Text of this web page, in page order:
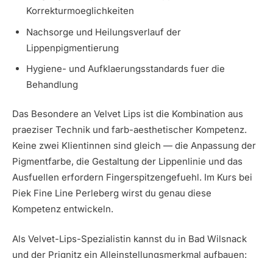
Korrekturmoeglichkeiten
Nachsorge und Heilungsverlauf der
Lippenpigmentierung
Hygiene- und Aufklaerungsstandards fuer die
Behandlung
Das Besondere an Velvet Lips ist die Kombination aus
praeziser Technik und farb-aesthetischer Kompetenz.
Keine zwei Klientinnen sind gleich — die Anpassung der
Pigmentfarbe, die Gestaltung der Lippenlinie und das
Ausfuellen erfordern Fingerspitzengefuehl. Im Kurs bei
Piek Fine Line Perleberg wirst du genau diese
Kompetenz entwickeln.
Als Velvet-Lips-Spezialistin kannst du in Bad Wilsnack
und der Prignitz ein Alleinstellungsmerkmal aufbauen: